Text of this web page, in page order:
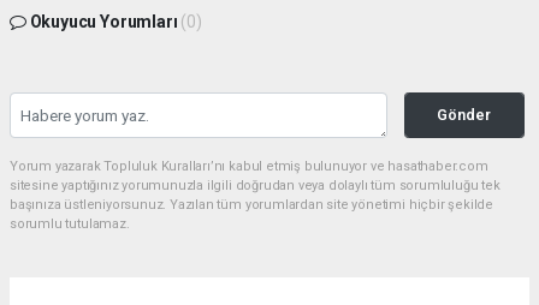
Okuyucu Yorumları (0)
Gönder
Yorum yazarak Topluluk Kuralları’nı kabul etmiş bulunuyor ve hasathaber.com
sitesine yaptığınız yorumunuzla ilgili doğrudan veya dolaylı tüm sorumluluğu tek
başınıza üstleniyorsunuz. Yazılan tüm yorumlardan site yönetimi hiçbir şekilde
sorumlu tutulamaz.